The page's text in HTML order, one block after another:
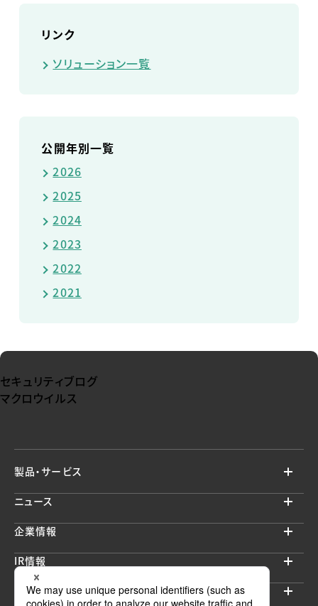
リンク
ソリューション一覧
公開年別一覧
2026
2025
2024
2023
2022
2021
セキュリティブログ
マクロウイルス
製品・サービス
ニュース
企業情報
IR情報
サステナビリティ